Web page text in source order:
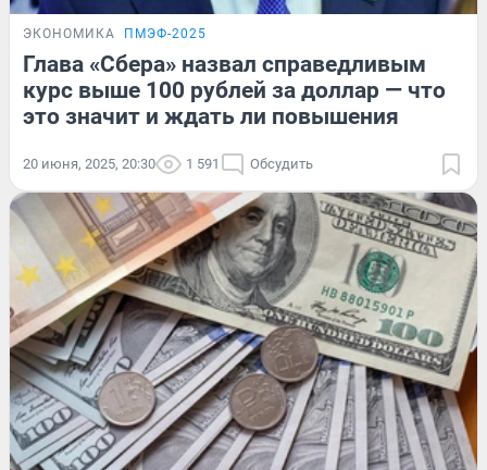
ЭКОНОМИКА ПМЭФ-2025
Глава «Сбера» назвал справедливым
курс выше 100 рублей за доллар — что
это значит и ждать ли повышения
20 июня, 2025, 20:30 1 591 Обсудить